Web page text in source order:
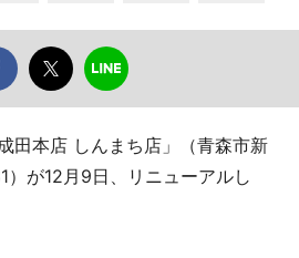
田本店 しんまち店」（青森市新
が12月9日、リニューアルし